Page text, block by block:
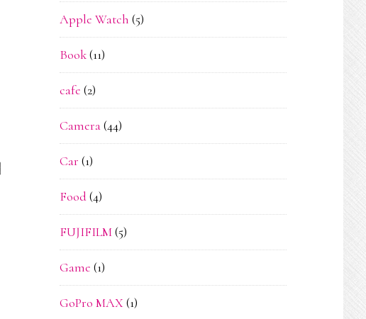
Apple Watch (5)
Book(11)
cafe (2)
Camera(44)
Car (1)
Food(4)
FUJIFILM(5)
Game (1)
GoPro MAX(1)